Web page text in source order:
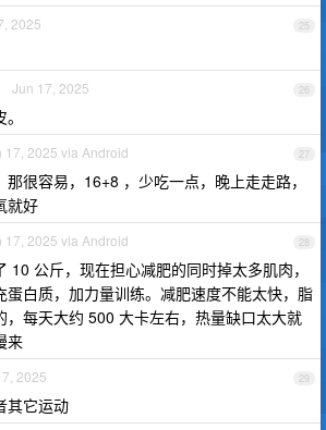
25
2025
26
Jun 17, 2025
27
17, 2025 via Android
很容易，16+8 ，少吃一点，晚上走走路，
就好
28
17, 2025 via Android
10 公斤，现在担心减肥的同时掉太多肌肉，
蛋白质，加力量训练。减肥速度不能太快，脂
，每天大约 500 大卡左右，热量缺口太大就
来
29
2025
其它运动